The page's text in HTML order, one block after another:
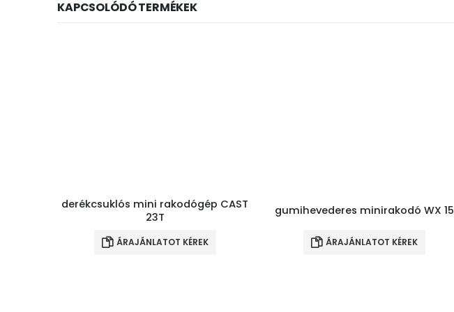
KAPCSOLÓDÓ TERMÉKEK
derékcsuklós mini rakodógép CAST
23T
ÁRAJÁNLATOT KÉREK
gumihevederes minirakodó WX 15
ÁRAJÁNLATOT KÉREK